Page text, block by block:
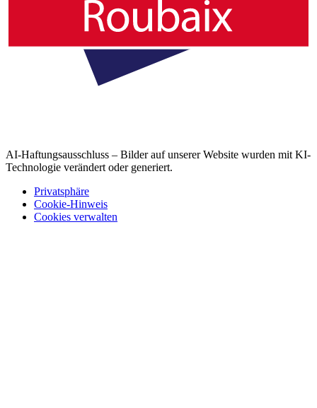
AI-Haftungsausschluss – Bilder auf unserer Website wurden mit KI-
Technologie verändert oder generiert.
Privatsphäre
Cookie-Hinweis
Cookies verwalten